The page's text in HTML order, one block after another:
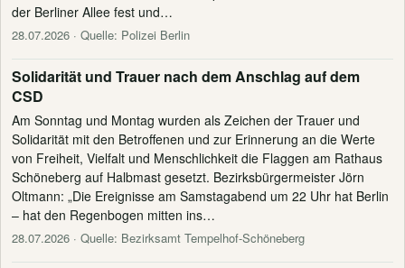
der Berliner Allee fest und…
28.07.2026 · Quelle: Polizei Berlin
Solidarität und Trauer nach dem Anschlag auf dem
CSD
Am Sonntag und Montag wurden als Zeichen der Trauer und
Solidarität mit den Betroffenen und zur Erinnerung an die Werte
von Freiheit, Vielfalt und Menschlichkeit die Flaggen am Rathaus
Schöneberg auf Halbmast gesetzt. Bezirksbürgermeister Jörn
Oltmann: „Die Ereignisse am Samstagabend um 22 Uhr hat Berlin
– hat den Regenbogen mitten ins…
28.07.2026 · Quelle: Bezirksamt Tempelhof-Schöneberg